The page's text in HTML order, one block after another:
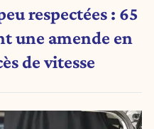
respectées : 65
une amende en
de vitesse